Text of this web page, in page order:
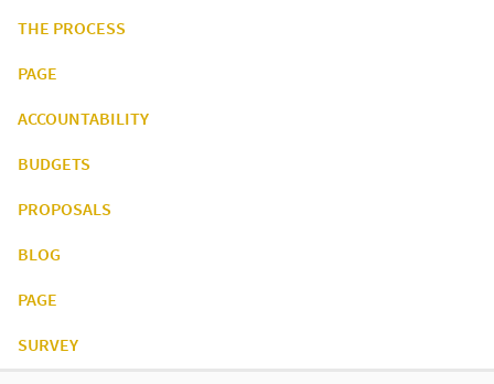
THE PROCESS
PAGE
ACCOUNTABILITY
BUDGETS
PROPOSALS
BLOG
PAGE
SURVEY